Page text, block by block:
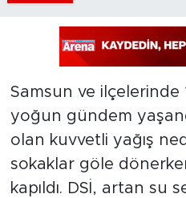
Samsun ve ilçelerinde
yoğun gündem
olan kuvvetli yağış
sokaklar göle
kapıldı. DSİ, artan su